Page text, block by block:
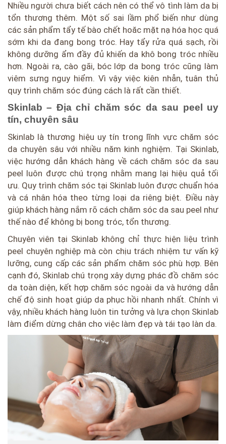
Nhiều người chưa biết cách nên có thể vô tình làm da bị
tổn thương thêm. Một số sai lầm phổ biến như dùng
các sản phẩm tẩy tế bào chết hoăc mặt nạ hóa học quá
sớm khi da đang bong tróc. Hay tẩy rửa quá sạch, rồi
không dưỡng ẩm đầy đủ khiến da khô bong tróc nhiều
hơn. Ngoài ra, cào gãi, bóc lớp da bong tróc cũng làm
viêm sưng nguy hiểm. Vì vậy việc kiên nhẫn, tuân thủ
quy trình chăm sóc đúng cách là rất cần thiết.
Skinlab – Địa chỉ chăm sóc da sau peel uy
tín, chuyên sâu
Skinlab là thương hiệu uy tín trong lĩnh vực chăm sóc
da chuyên sâu với nhiều năm kinh nghiệm. Tại Skinlab,
việc hướng dẫn khách hàng về cách chăm sóc da sau
peel luôn được chú trọng nhằm mang lại hiệu quả tối
ưu. Quy trình chăm sóc tại Skinlab luôn được chuẩn hóa
và cá nhân hóa theo từng loại da riêng biệt. Điều này
giúp khách hàng nắm rõ cách chăm sóc da sau peel như
thế nào để không bị bong tróc, tổn thương.
Chuyên viên tại Skinlab không chỉ thực hiện liệu trình
peel chuyên nghiệp mà còn chịu trách nhiệm tư vấn kỹ
lưỡng, cung cấp các sản phẩm chăm sóc phù hợp. Bên
cạnh đó, Skinlab chú trọng xây dựng phác đồ chăm sóc
da toàn diện, kết hợp chăm sóc ngoài da và hướng dẫn
chế độ sinh hoạt giúp da phục hồi nhanh nhất. Chính vì
vậy, nhiều khách hàng luôn tin tưởng và lựa chọn Skinlab
làm điểm dừng chân cho việc làm đẹp và tái tạo làn da.